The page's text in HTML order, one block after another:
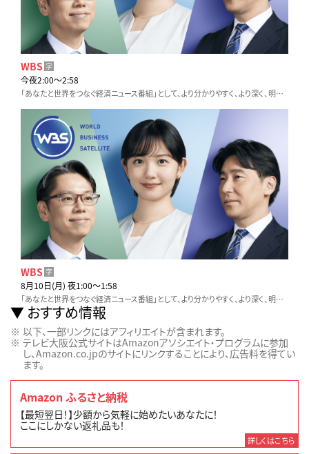
WBS 字
今夜2:00〜2:58
「あなたと世界をつなぐ経済ニュース番組」として、より分かりやすく、より深く、明日からの仕事や生活に役立つ情報をお伝えします。
WBS 字
8月10日(月) 夜1:00〜1:58
「あなたと世界をつなぐ経済ニュース番組」として、より分かりやすく、より深く、明日からの仕事や生活に役立つ情報をお伝えします。
おすすめ情報
以下、一部リンクにはアフィリエイトが含まれます。
テレビ大阪公式サイトはAmazonアソシエイト・プログラムに参加
し、Amazon.co.jpのサイトにリンクすることにより、広告料を得てい
ます。
Amazon ふるさと納税
【最短翌日！】少額から気軽に始めたいあなたに！
ここにしかない返礼品も！
詳しくはこちら